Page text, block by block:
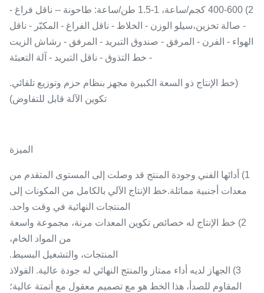
2) 400-600 كجم/ساعة، 1-1.5 طن/ساعة: طاحونة -- ناقل فراغ -
- صالة تخزين،سيلو الوزن - الخلاط - ناقل الفراغ - المكبّر - ناقل
الهواء - الفرن - المرفق - صندوق التبريد - المرفق - رشاش الزيت
- خط التذوق - ناقل التبريد - آلة التعبئة
(خط الإنتاج ذو السعة الكبيرة مجهز بنظام حزم وتوزيع تلقائي.
تكوين الآلة قابل للتفاوض)
الميزة
1) أدائها الفني وجودة المنتج قد وصلت إلى المستوى المتقدم من
معدات أجنبية مماثلة.خط الإنتاج الآلي بالكامل من المكونات إلى
المنتجات النهائية في وقت واحد.
2) خط الإنتاج له خصائص تكوين المعدات مرنة، مجموعة واسعة
من المواد الخام،
المنتجات، والتشغيل البسيط.
3) الجهاز لديه أداء ممتاز والمنتج النهائي له جودة عالية. الفولاذ
المقاوم للصدأ، هذا الخط هو مع تصميم معقول مع أتمتة عالية؛